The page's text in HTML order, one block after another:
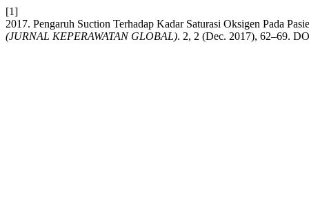
[1]
2017. Pengaruh Suction Terhadap Kadar Saturasi Oksigen Pada
(JURNAL KEPERAWATAN GLOBAL). 2, 2 (Dec. 2017), 62–69.